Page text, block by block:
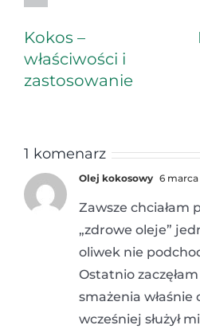
Kokos –
właściwości i
zastosowanie
1 komenarz
Olej kokosowy 6 marca
Zawsze chciałam
„zdrowe oleje”
oliwek nie
Ostatnio
smażenia
wcześniej służył